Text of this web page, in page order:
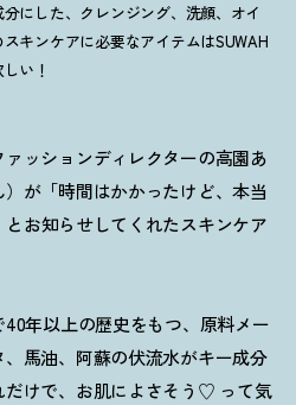
にした、クレンジング、洗顔、オイ
キンケアに必要なアイテムはSUWAH
い ！
ッションディレクターの高園あ
が「時間はかかったけど、本当
とお知らせしてくれたスキンケア
年以上の歴史をもつ、原料メー
馬油、阿蘇の伏流水がキー成分
だけで、お肌によさそう♡ って気